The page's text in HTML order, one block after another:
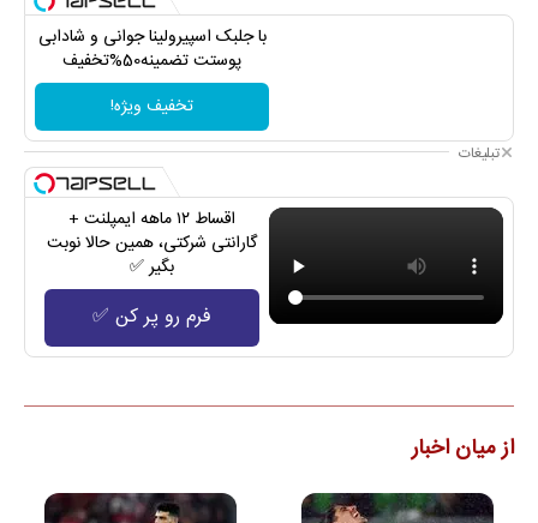
با جلبک اسپیرولینا جوانی و شادابی
پوستت تضمینه50%تخفیف
تخفیف ویژه!
تبلیغات
اقساط ۱۲ ماهه ایمپلنت +
گارانتی شرکتی، همین حالا نوبت
بگیر ✅
فرم رو پر کن ✅
از میان اخبار